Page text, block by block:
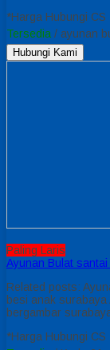
*Harga Hubungi CS
Tersedia / ayunan
Hubungi Kami
Paling Laris
Ayunan Bulat
Related posts:
besi anak
bergambar
*Harga Hubungi CS